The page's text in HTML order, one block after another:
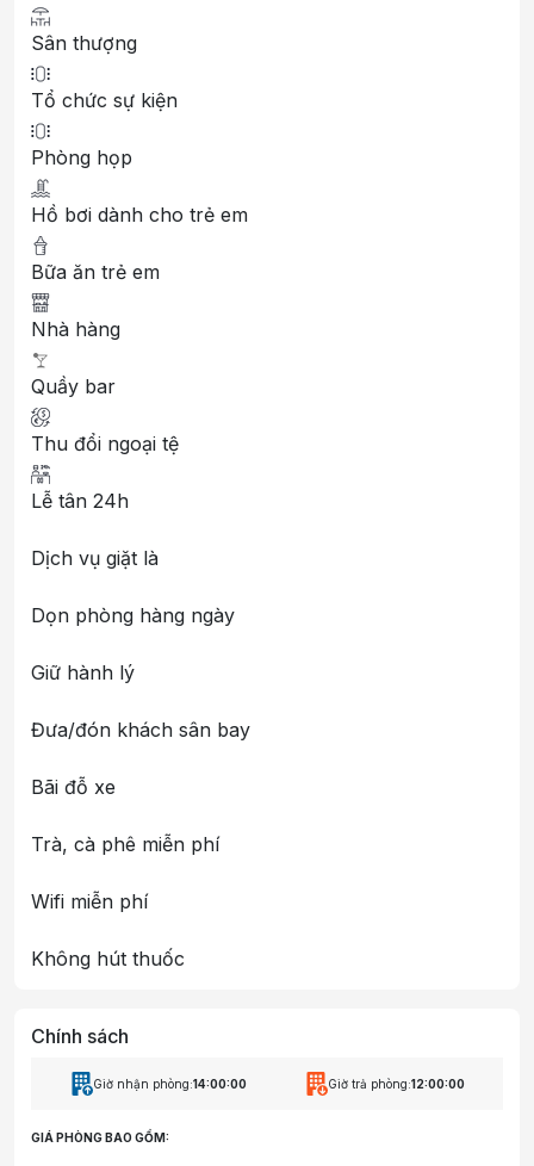
Sân thượng
Tổ chức sự kiện
Phòng họp
Hồ bơi dành cho trẻ em
Bữa ăn trẻ em
Nhà hàng
Quầy bar
Thu đổi ngoại tệ
Lễ tân 24h
Dịch vụ giặt là
Dọn phòng hàng ngày
Giữ hành lý
Đưa/đón khách sân bay
Bãi đỗ xe
Trà, cà phê miễn phí
Wifi miễn phí
Không hút thuốc
Chính sách
Giờ nhận phòng:14:00:00 Giờ trả phòng:12:00:00
GIÁ PHÒNG BAO GỒM: